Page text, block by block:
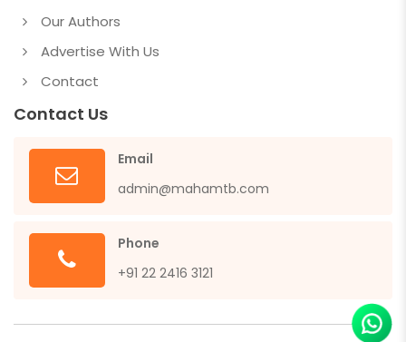
Our Authors
Advertise With Us
Contact
Contact Us
Email
admin@mahamtb.com
Phone
+91 22 2416 3121